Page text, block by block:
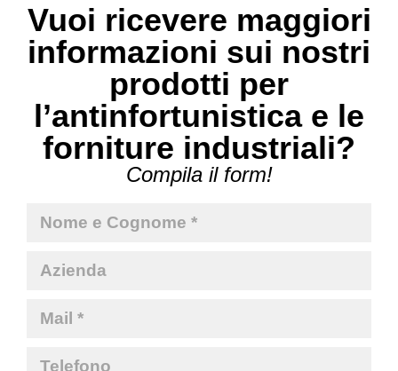
Vuoi ricevere maggiori
informazioni sui nostri
prodotti per
l’antinfortunistica e le
forniture industriali?
Compila il form!